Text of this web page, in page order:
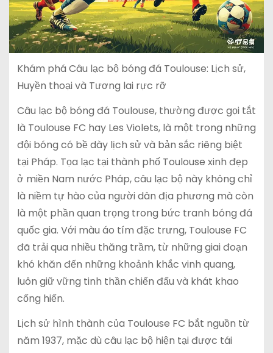
Khám phá Câu lạc bộ bóng đá Toulouse: Lịch sử,
Huyền thoại và Tương lai rực rỡ
Câu lạc bộ bóng đá Toulouse, thường được gọi tắt
là Toulouse FC hay Les Violets, là một trong những
đội bóng có bề dày lịch sử và bản sắc riêng biệt
tại Pháp. Tọa lạc tại thành phố Toulouse xinh đẹp
ở miền Nam nước Pháp, câu lạc bộ này không chỉ
là niềm tự hào của người dân địa phương mà còn
là một phần quan trọng trong bức tranh bóng đá
quốc gia. Với màu áo tím đặc trưng, Toulouse FC
đã trải qua nhiều thăng trầm, từ những giai đoạn
khó khăn đến những khoảnh khắc vinh quang,
luôn giữ vững tinh thần chiến đấu và khát khao
cống hiến.
Lịch sử hình thành của Toulouse FC bắt nguồn từ
năm 1937, mặc dù câu lạc bộ hiện tại được tái